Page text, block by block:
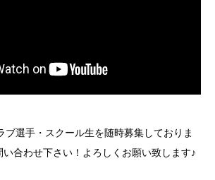
ブ選手・スクール生を随時募集しておりま
い合わせ下さい！よろしくお願い致します♪